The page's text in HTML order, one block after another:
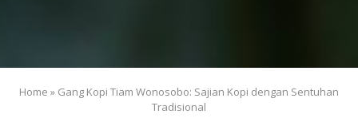
Home » Gang Kopi Tiam Wonosobo: Sajian Kopi dengan Sentuhan
Tradisional